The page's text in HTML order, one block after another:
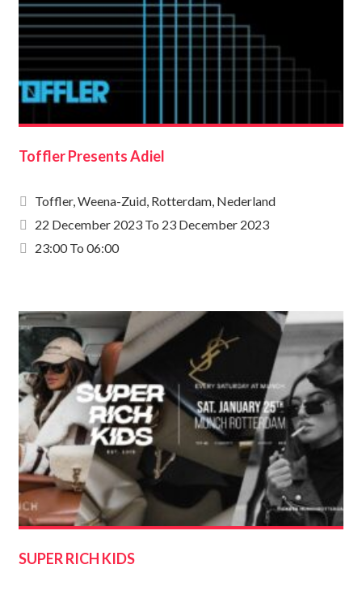
Toffler Presents Adiel
Toffler, Weena-Zuid, Rotterdam, Nederland
22 December 2023 To 23 December 2023
23:00 To 06:00
SUPER RICH KIDS